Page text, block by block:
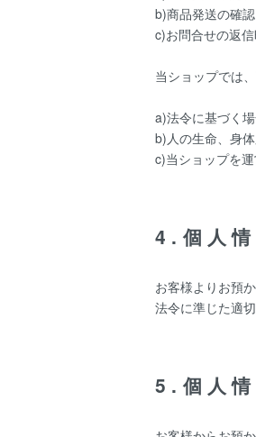
b)商品発送の確
c)お問合せの返
当ショップでは
a)法令に基づく
b)人の生命、身
c)当ショップを
4.個人
お客様よりお預
法令に準じた適
5.個人